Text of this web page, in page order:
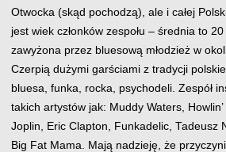
Otwocka (skąd pochodzą), ale i całej
jest wiek członków zespołu – średnia to
zawyżona przez bluesową młodzież w
Czerpią dużymi garściami z tradycji
bluesa, funka, rocka, psychodeli. Zespół
takich artystów jak: Muddy Waters,
Joplin, Eric Clapton, Funkadelic, Tadeusz
Big Fat Mama. Mają nadzieję, że